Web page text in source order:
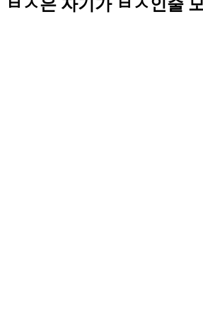
ㅂㅅ은 자기가 ㅂㅅ인줄